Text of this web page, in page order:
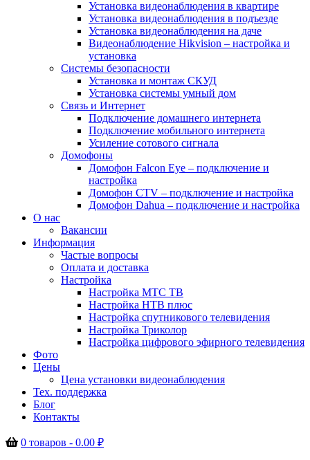
Установка видеонаблюдения в квартире
Установка видеонаблюдения в подъезде
Установка видеонаблюдения на даче
Видеонаблюдение Hikvision – настройка и
установка
Системы безопасности
Установка и монтаж СКУД
Установка системы умный дом
Связь и Интернет
Подключение домашнего интернета
Подключение мобильного интернета
Усиление сотового сигнала
Домофоны
Домофон Falcon Eye – подключение и
настройка
Домофон CTV – подключение и настройка
Домофон Dahua – подключение и настройка
О нас
Вакансии
Информация
Частые вопросы
Оплата и доставка
Настройка
Настройка МТС ТВ
Настройка НТВ плюс
Настройка спутникового телевидения
Настройка Триколор
Настройка цифрового эфирного телевидения
Фото
Цены
Цена установки видеонаблюдения
Тех. поддержка
Блог
Контакты
0 товаров - 0.00 ₽